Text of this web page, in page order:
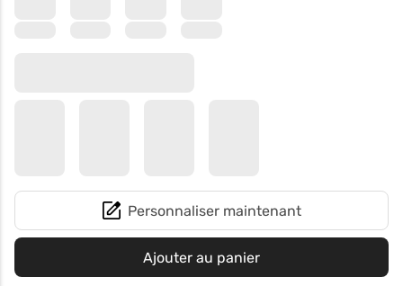
Personnaliser maintenant
Ajouter au panier